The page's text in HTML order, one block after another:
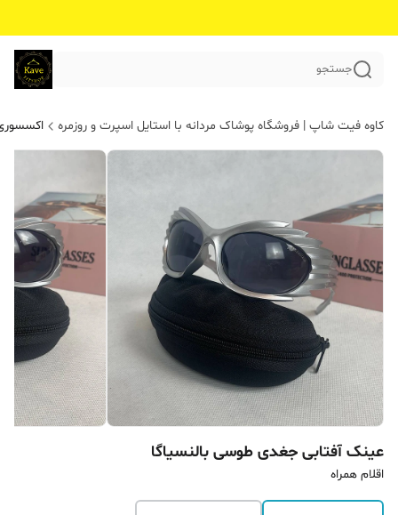
جستجو
کاوه فیت شاپ | فروشگاه پوشاک مردانه با استایل اسپرت و روزمره
عینک آفتابی جغدی طوسی بالنسیاگا
اقلام همراه